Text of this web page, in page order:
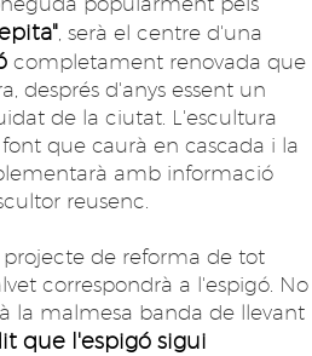
, serà el centre d'una
completament renovada que
després d'anys essent un
de la ciutat. L'escultura
que caurà en cascada i la
amb informació
reusenc.
de reforma de tot
correspondrà a l'espigó. No
la malmesa banda de llevant
que l'espigó sigui